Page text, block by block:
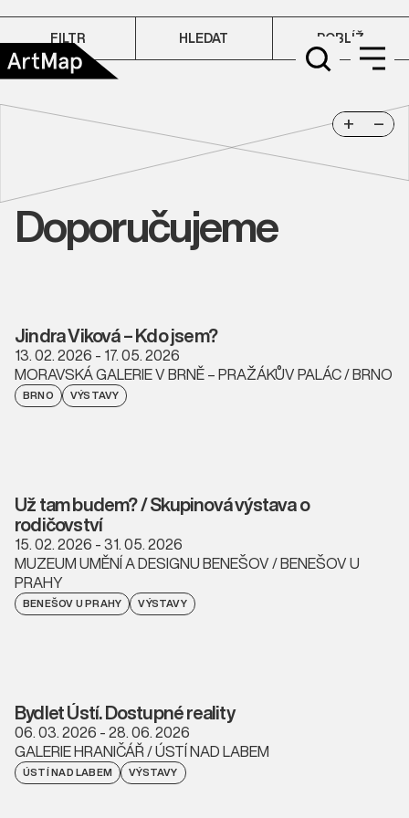
+ −
FILTR HLEDAT POBLÍŽ
Doporučujeme
Jindra Viková – Kdo jsem?
13. 02. 2026 - 17. 05. 2026
MORAVSKÁ GALERIE V BRNĚ – PRAŽÁKŮV PALÁC / BRNO
BRNO VÝSTAVY
Už tam budem? / Skupinová výstava o
rodičovství
15. 02. 2026 - 31. 05. 2026
MUZEUM UMĚNÍ A DESIGNU BENEŠOV / BENEŠOV U
PRAHY
BENEŠOV U PRAHY VÝSTAVY
Bydlet Ústí. Dostupné reality
06. 03. 2026 - 28. 06. 2026
GALERIE HRANIČÁŘ / ÚSTÍ NAD LABEM
ÚSTÍ NAD LABEM VÝSTAVY